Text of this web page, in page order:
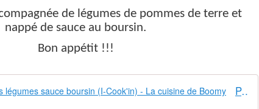
de légumes de pommes de terre et
nappé de sauce au boursin.
Bon appétit !!!
Pavé de saumon et ses légumes sauce boursin (I-Cook'in) - La cuisine de Boomy